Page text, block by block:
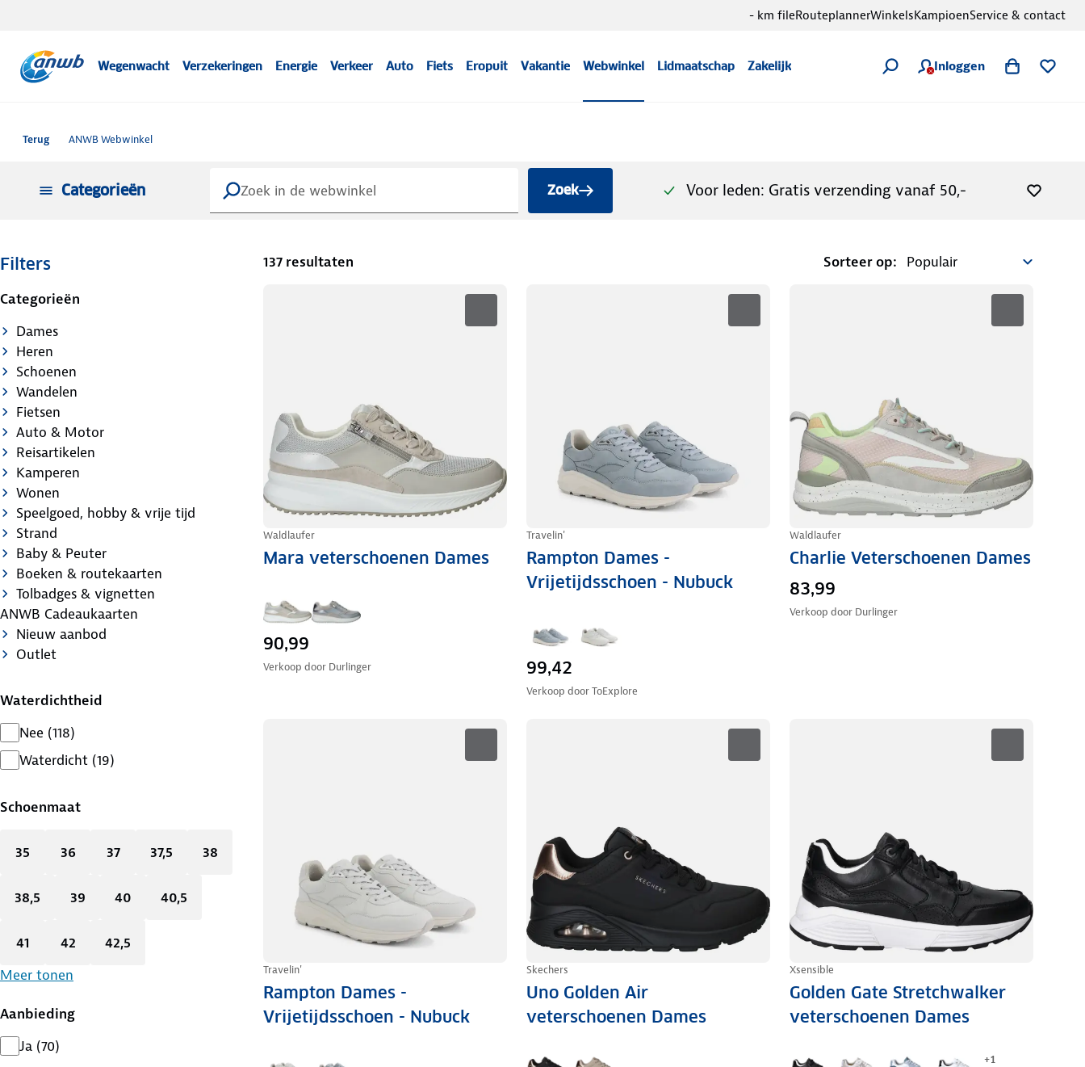
Wegenwacht Verzekeringen Energie Verkeer Auto Fiets Eropuit Vakantie Webwinkel Lidmaatschap Zakelijk Inloggen
- km fileRouteplannerWinkelsKampioenService & contact
Terug ANWB Webwinkel
Categorieën Zoek Voor leden: Gratis verzending vanaf 50,-
Filters
Categorieën
Dames
Heren
Schoenen
Wandelen
Fietsen
Auto & Motor
Reisartikelen
Kamperen
Wonen
Speelgoed, hobby & vrije tijd
Strand
Baby & Peuter
Boeken & routekaarten
Tolbadges & vignetten
ANWB Cadeaukaarten
Nieuw aanbod
Outlet
Waterdichtheid
Nee (118)
Waterdicht (19)
Schoenmaat
35 36 37 37,5 38
38,5 39 40 40,5
41 42
42,5
Meer tonen
Aanbieding
Ja (70)
137 resultaten Sorteer op:
Waldlaufer
Mara veterschoenen Dames
90,99
Verkoop door Durlinger
Travelin'
Rampton Dames -
Vrijetijdsschoen - Nubuck
99,42
Verkoop doorToExplore
Waldlaufer
Charlie Veterschoenen Dames
83,99
Verkoop door Durlinger
Travelin'
Rampton Dames -
Vrijetijdsschoen - Nubuck
Skechers
Uno Golden Air
veterschoenen Dames
Xsensible
Golden Gate Stretchwalker
veterschoenen Dames
+1